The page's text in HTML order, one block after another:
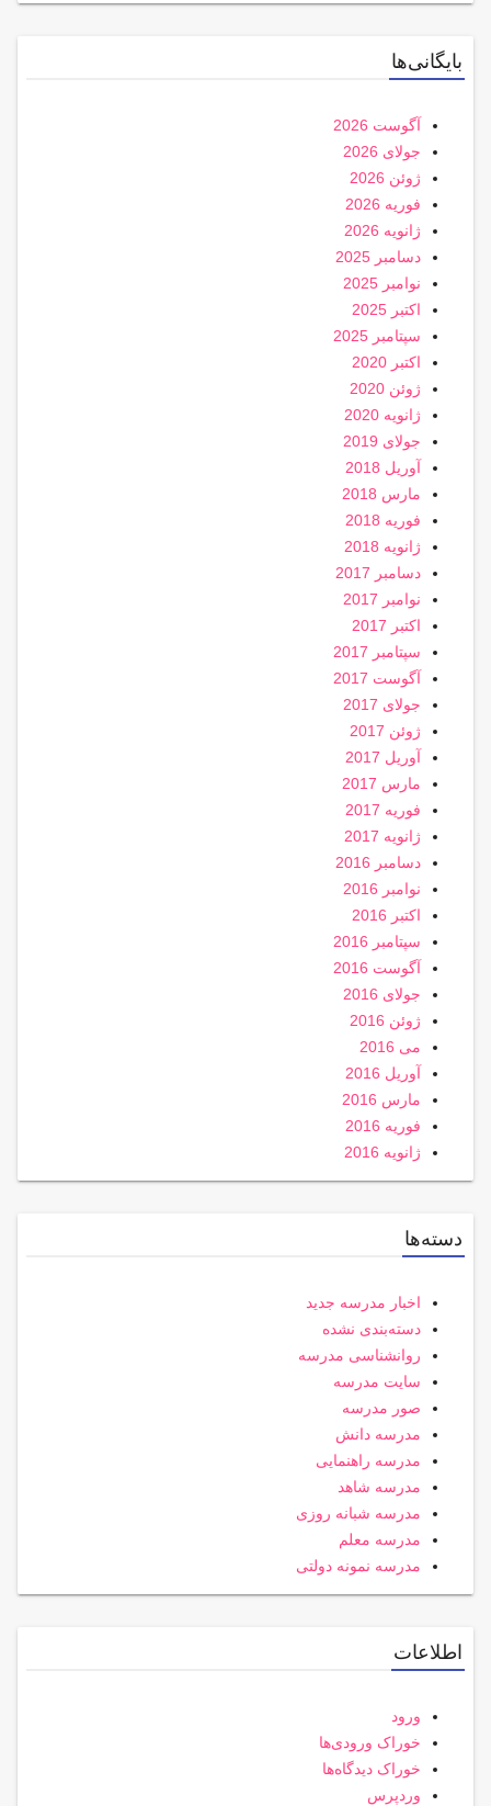
بایگانی‌ها
آگوست 2026
جولای 2026
ژوئن 2026
فوریه 2026
ژانویه 2026
دسامبر 2025
نوامبر 2025
اکتبر 2025
سپتامبر 2025
اکتبر 2020
ژوئن 2020
ژانویه 2020
جولای 2019
آوریل 2018
مارس 2018
فوریه 2018
ژانویه 2018
دسامبر 2017
نوامبر 2017
اکتبر 2017
سپتامبر 2017
آگوست 2017
جولای 2017
ژوئن 2017
آوریل 2017
مارس 2017
فوریه 2017
ژانویه 2017
دسامبر 2016
نوامبر 2016
اکتبر 2016
سپتامبر 2016
آگوست 2016
جولای 2016
ژوئن 2016
می 2016
آوریل 2016
مارس 2016
فوریه 2016
ژانویه 2016
دسته‌ها
اخبار مدرسه جدید
دسته‌بندی نشده
روانشناسی مدرسه
سایت مدرسه
صور مدرسه
مدرسه دانش
مدرسه راهنمایی
مدرسه شاهد
مدرسه شبانه روزی
مدرسه معلم
مدرسه نمونه دولتی
اطلاعات
ورود
خوراک ورودی‌ها
خوراک دیدگاه‌ها
وردپرس